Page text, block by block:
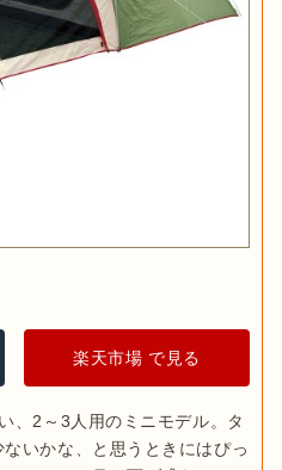
楽天市場 で見る
、2～3人用のミニモデル。タ
いかな、と思うときにはぴっ